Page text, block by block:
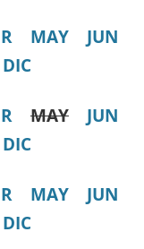
MAY
JUN
DIC
MAY
JUN
DIC
MAY
JUN
DIC